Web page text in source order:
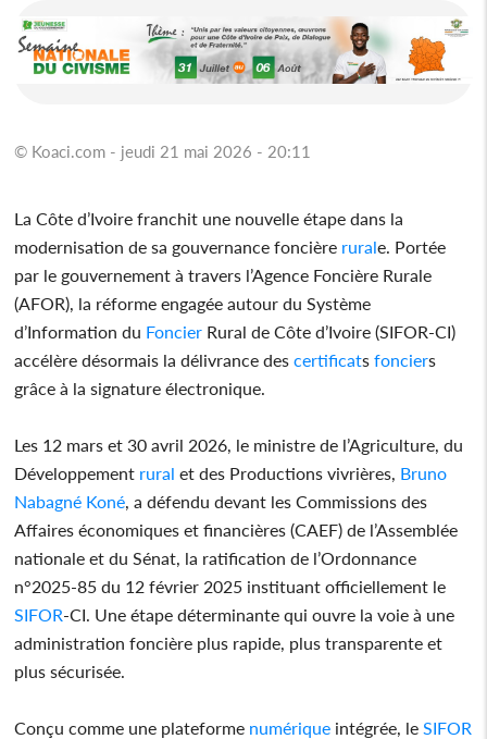
© Koaci.com - jeudi 21 mai 2026 - 20:11
La Côte d’Ivoire franchit une nouvelle étape dans la
modernisation de sa gouvernance foncière rurale. Portée
par le gouvernement à travers l’Agence Foncière Rurale
(AFOR), la réforme engagée autour du Système
d’Information du Foncier Rural de Côte d’Ivoire (SIFOR-CI)
accélère désormais la délivrance des certificats fonciers
grâce à la signature électronique.
Les 12 mars et 30 avril 2026, le ministre de l’Agriculture, du
Développement rural et des Productions vivrières, Bruno
Nabagné Koné, a défendu devant les Commissions des
Affaires économiques et financières (CAEF) de l’Assemblée
nationale et du Sénat, la ratification de l’Ordonnance
n°2025-85 du 12 février 2025 instituant officiellement le
SIFOR-CI. Une étape déterminante qui ouvre la voie à une
administration foncière plus rapide, plus transparente et
plus sécurisée.
Conçu comme une plateforme numérique intégrée, le SIFOR